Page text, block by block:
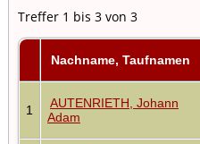
Treffer 1 bis 3 von 3
Nachname, Taufnamen
1
AUTENRIETH, Johann
Adam